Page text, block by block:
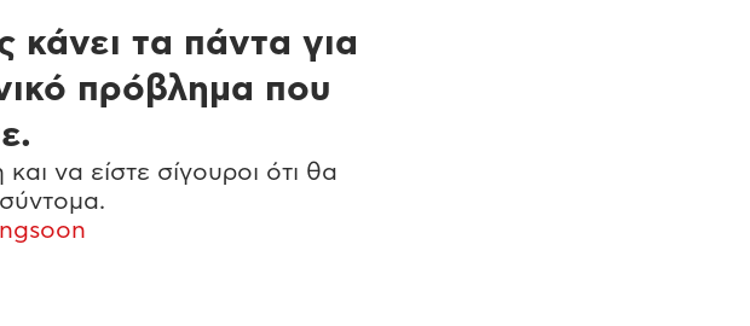
τα πάντα για
πρόβλημα που
να είστε σίγουροι ότι θα